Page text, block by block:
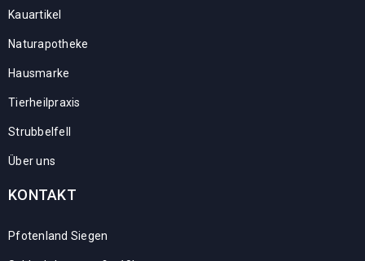
Kauartikel
Naturapotheke
Hausmarke
Tierheilpraxis
Strubbelfell
Über uns
KONTAKT
Pfotenland Siegen